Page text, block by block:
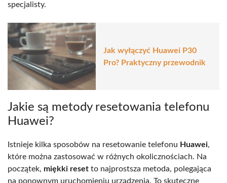
specjalisty.
Jak wyłączyć Huawei P30
Pro? Praktyczny przewodnik
Jakie są metody resetowania telefonu
Huawei?
Istnieje kilka sposobów na resetowanie telefonu Huawei,
które można zastosować w różnych okolicznościach. Na
początek, miękki reset to najprostsza metoda, polegająca
na ponownym uruchomieniu urządzenia. To skuteczne